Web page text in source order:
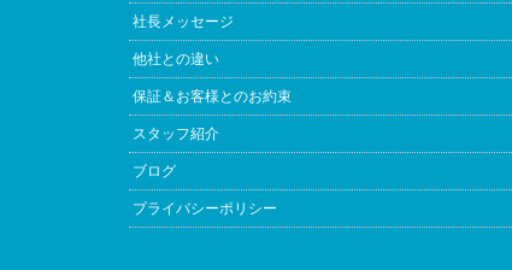
社長メッセージ
他社との違い
保証＆お客様とのお約束
スタッフ紹介
ブログ
プライバシーポリシー